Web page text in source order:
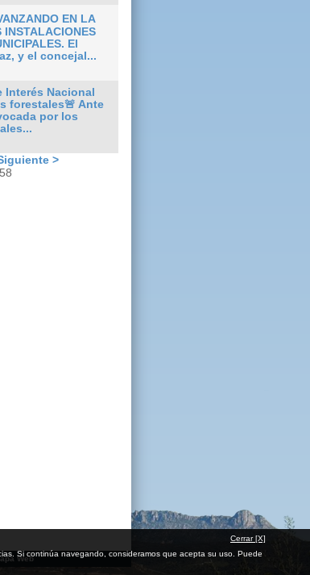
EN LA
INSTALACIONES
El
y el concejal...
Interés Nacional
forestales🚨 Ante
por los
>
Cerrar [X]
Si continúa navegando, consideramos que acepta su uso. Puede
Web